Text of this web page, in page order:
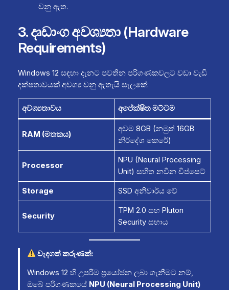
වනු ඇත.
3. දෘඩාංග අවශ්‍යතා (Hardware
Requirements)
Windows 12 සඳහා දැනට පවතින පරිගණකවලට වඩා වැඩි
දක්ෂතාවයක් අවශ්‍ය වනු ඇතැයි සැලකේ:
අවශ්‍යතාවය අපේක්ෂිත මට්ටම
RAM (මතකය)
අවම 8GB (නමුත් 16GB
නිර්දේශ කෙරේ)
Processor
NPU (Neural Processing
Unit) සහිත නවීන චිප්සෙට්
Storage SSD අනිවාර්ය වේ
Security
TPM 2.0 සහ Pluton
Security සහාය
වැදගත් කරුණක්:
Windows 12 හි උපරිම ප්‍රයෝජන ලබා ගැනීමට නම්,
ඔබේ පරිගණකයේ NPU (Neural Processing Unit)